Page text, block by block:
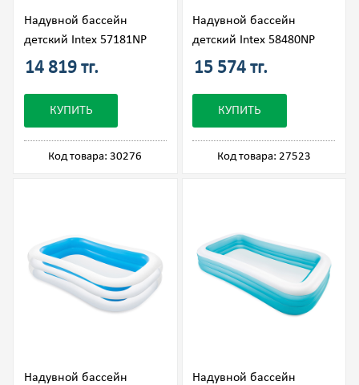
Надувной бассейн
детский Intex 57181NP
14 819 тг.
КУПИТЬ
Код товара: 30276
Надувной бассейн
детский Intex 58480NP
15 574 тг.
КУПИТЬ
Код товара: 27523
Надувной бассейн
Надувной бассейн